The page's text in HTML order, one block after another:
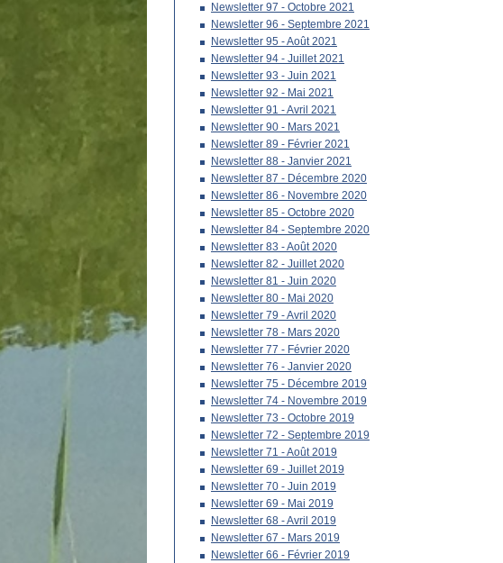
Newsletter 97 - Octobre 2021
Newsletter 96 - Septembre 2021
Newsletter 95 - Août 2021
Newsletter 94 - Juillet 2021
Newsletter 93 - Juin 2021
Newsletter 92 - Mai 2021
Newsletter 91 - Avril 2021
Newsletter 90 - Mars 2021
Newsletter 89 - Février 2021
Newsletter 88 - Janvier 2021
Newsletter 87 - Décembre 2020
Newsletter 86 - Novembre 2020
Newsletter 85 - Octobre 2020
Newsletter 84 - Septembre 2020
Newsletter 83 - Août 2020
Newsletter 82 - Juillet 2020
Newsletter 81 - Juin 2020
Newsletter 80 - Mai 2020
Newsletter 79 - Avril 2020
Newsletter 78 - Mars 2020
Newsletter 77 - Février 2020
Newsletter 76 - Janvier 2020
Newsletter 75 - Décembre 2019
Newsletter 74 - Novembre 2019
Newsletter 73 - Octobre 2019
Newsletter 72 - Septembre 2019
Newsletter 71 - Août 2019
Newsletter 69 - Juillet 2019
Newsletter 70 - Juin 2019
Newsletter 69 - Mai 2019
Newsletter 68 - Avril 2019
Newsletter 67 - Mars 2019
Newsletter 66 - Février 2019